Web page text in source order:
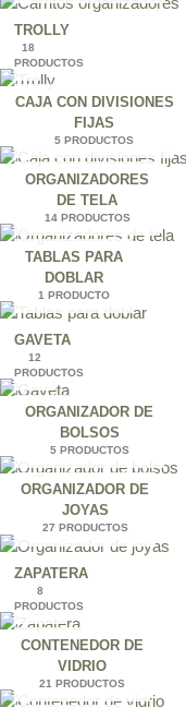
TROLLY
18
PRODUCTOS
CAJA CON DIVISIONES
FIJAS
5 PRODUCTOS
ORGANIZADORES
DE TELA
14 PRODUCTOS
TABLAS PARA
DOBLAR
1 PRODUCTO
GAVETA
12
PRODUCTOS
ORGANIZADOR DE
BOLSOS
5 PRODUCTOS
ORGANIZADOR DE
JOYAS
27 PRODUCTOS
ZAPATERA
8
PRODUCTOS
CONTENEDOR DE
VIDRIO
21 PRODUCTOS